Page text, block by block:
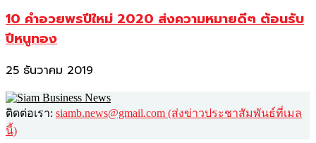
10 คำอวยพรปีใหม่ 2020 ส่งความหมายดีๆ ต้อนรับ
ปีหนูทอง
25 ธันวาคม 2019
ติดต่อเรา: siamb.news@gmail.com (ส่งข่าวประชาสัมพันธ์ที่เมล
นี้)